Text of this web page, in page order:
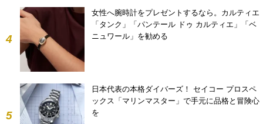
4
女性へ腕時計をプレゼントするなら。カルティエ
「タンク」「パンテール ドゥ カルティエ」「ベ
ニュワール」を勧める
5
日本代表の本格ダイバーズ！ セイコー プロスペ
ックス「マリンマスター」で手元に品格と冒険心
を